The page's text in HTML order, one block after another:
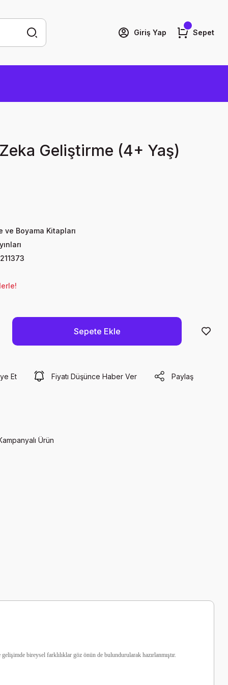
Giriş Yap Sepet
Geliştirme (4+ Yaş)
ve Boyama Kitapları
Sepete Ekle
Et Fiyatı Düşünce Haber Ver Paylaş
Ürün
bireysel farklılıklar göz önün de bulundurularak hazırlanmıştır.